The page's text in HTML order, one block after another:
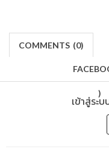
COMMENTS (0)
)
เข้าสู่ระ